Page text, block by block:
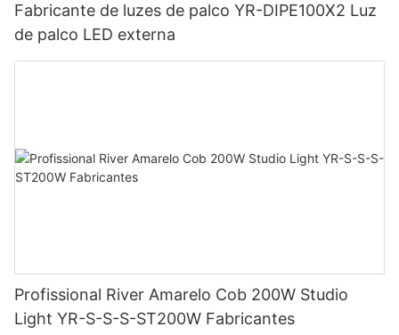
Fabricante de luzes de palco YR-DIPE100X2 Luz
de palco LED externa
Profissional River Amarelo Cob 200W Studio
Light YR-S-S-S-ST200W Fabricantes